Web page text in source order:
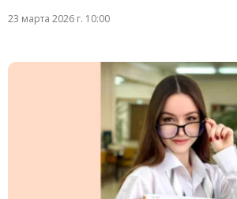
23 марта 2026 г. 10:00